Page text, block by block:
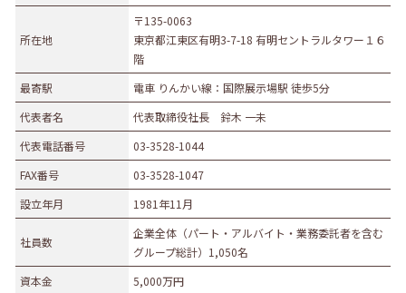
所在地
〒135-0063
東京都江東区有明3-7-18 有明セントラルタワー１６
階
最寄駅
電車 りんかい線：国際展示場駅 徒歩5分
代表者名
代表取締役社長 鈴木 一未
代表電話番号
03-3528-1044
FAX番号
03-3528-1047
設立年月
1981年11月
社員数
企業全体（パート・アルバイト・業務委託者を含む
グループ総計）1,050名
資本金
5,000万円